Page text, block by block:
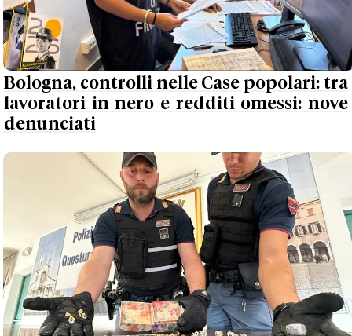
Bologna, controlli nelle Case popolari: tra
lavoratori in nero e redditi omessi: nove
denunciati